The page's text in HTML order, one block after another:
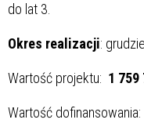
do lat 3.
Okres realizacji:
Wartość projektu: 1 759
Wartość dofinansowania: